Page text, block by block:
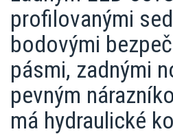
profilovanými
bodovými
pásmi, zadnými
pevným
má hydraulické